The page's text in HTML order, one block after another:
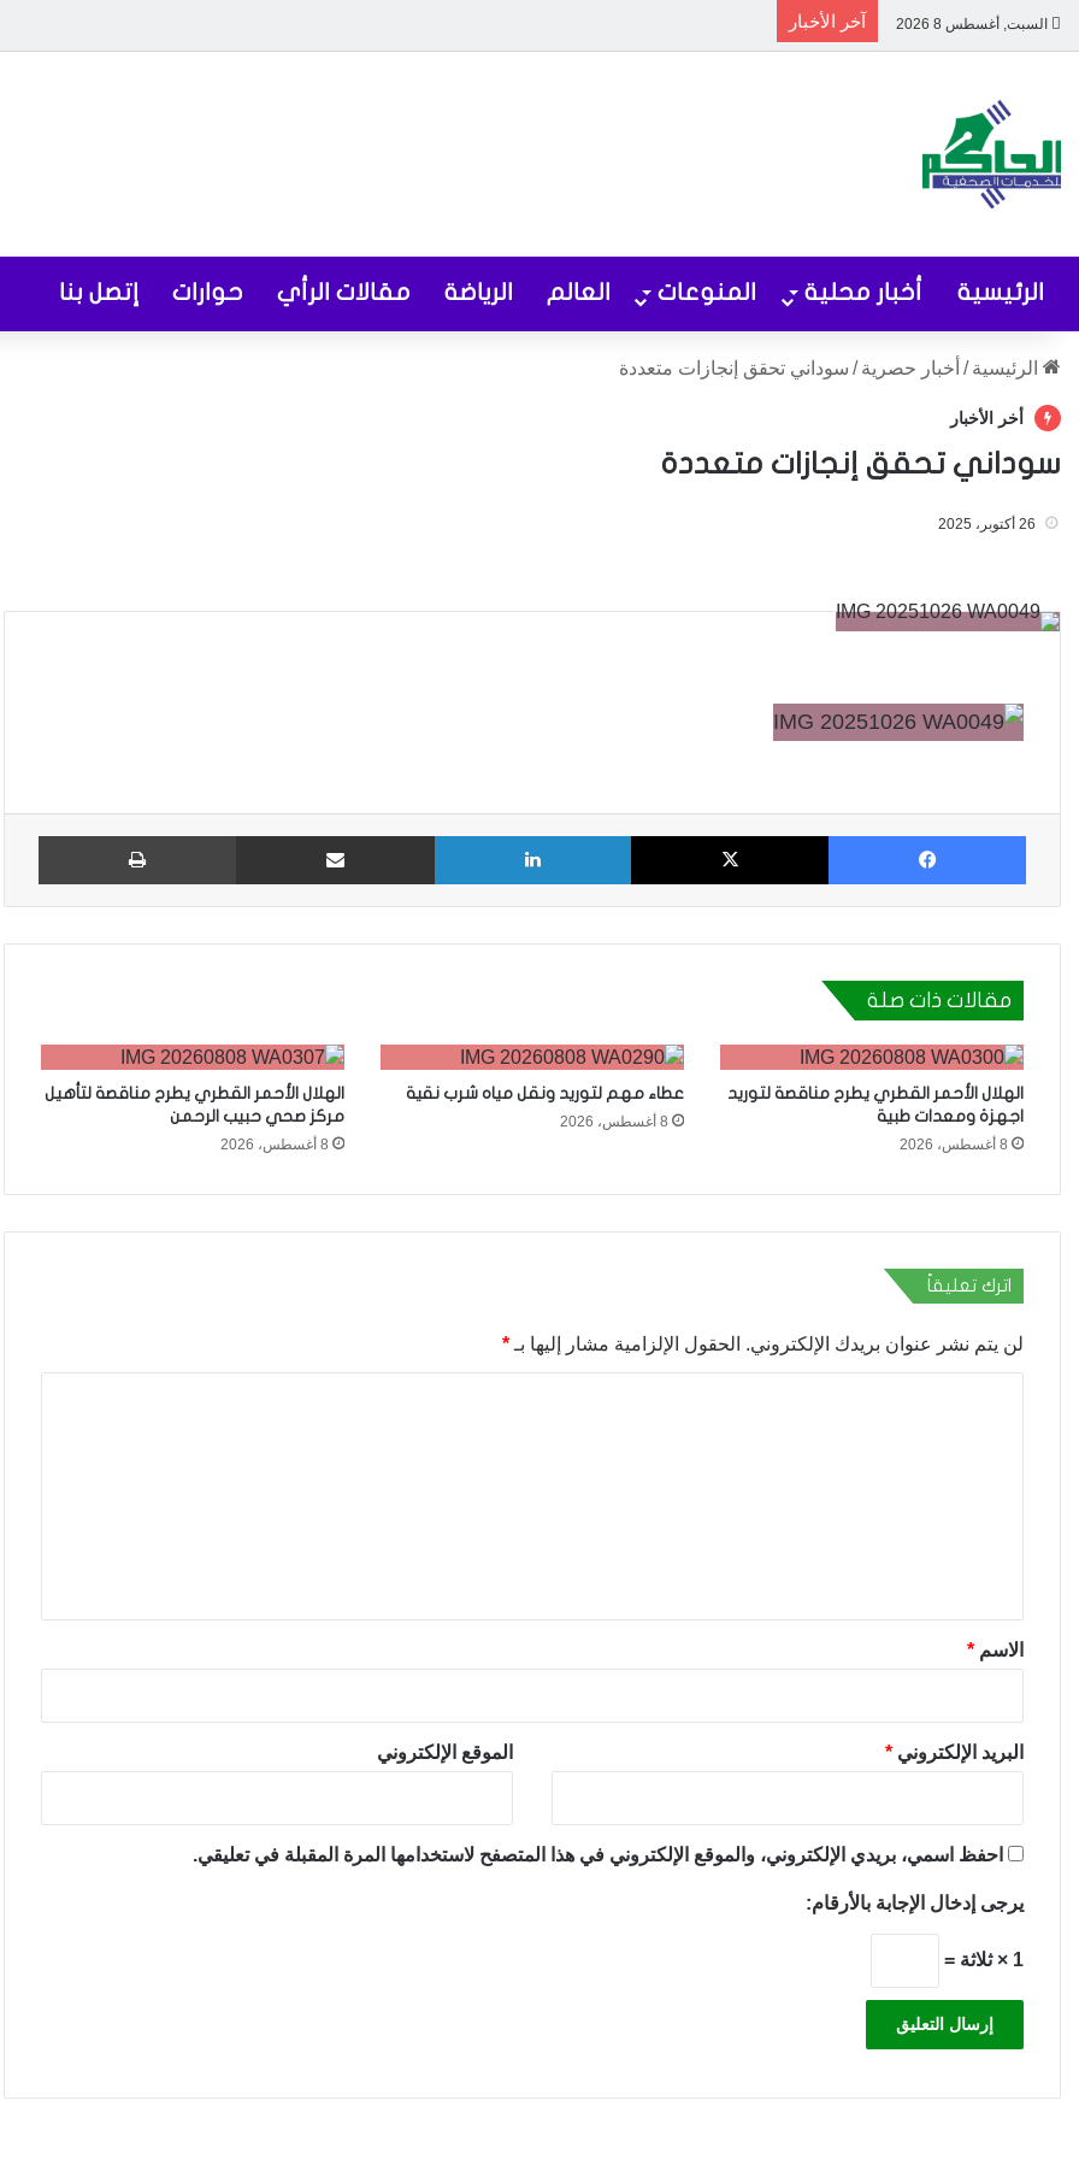
السبت, أغسطس 8 2026 آخر الأخبار
الرئيسية أخبار محلية المنوعات العالم الرياضة مقالات الرأي حوارات إتصل بنا
الرئيسية / أخبار حصرية / سوداني تحقق إنجازات متعددة
أخر الأخبار
سوداني تحقق إنجازات متعددة
26 أكتوبر، 2025
فيسبوك X لينكدإن مشاركة عبر البريد
مقالات ذات صلة
الهلال الأحمر القطري يطرح مناقصة لتوريد
اجهزة ومعدات طبية
8 أغسطس، 2026
عطاء مهم لتوريد ونقل مياه شرب نقية
8 أغسطس، 2026
الهلال الأحمر القطري يطرح مناقصة لتأهيل
مركز صحي حبيب الرحمن
8 أغسطس، 2026
اترك تعليقاً
لن يتم نشر عنوان بريدك الإلكتروني. الحقول الإلزامية مشار إليها بـ *
*الاسم *
البريد الإلكتروني * الموقع الإلكتروني
احفظ اسمي، بريدي الإلكتروني، والموقع الإلكتروني في هذا المتصفح لاستخدامها المرة المقبلة في تعليقي.
يرجى إدخال الإجابة بالأرقام:
1 × ثلاثة =